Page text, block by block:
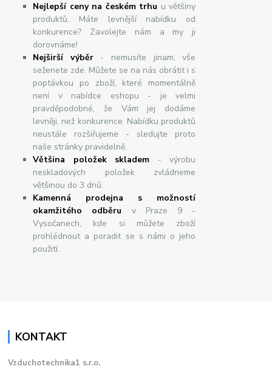
Nejlepší ceny na českém trhu u většiny
produktů. Máte levnější nabídku od
konkurence? Zavolejte nám a my ji
dorovnáme!
Nejširšívýběr- nemusíte jinam, vše
seženete zde. Můžete se na nás obrátit i s
poptávkou po zboží, které momentálně
není v nabídce eshopu - je velmi
pravděpodobné, že Vám jej dodáme
levněji, než konkurence. Nabídku produktů
neustále rozšiřujeme - sledujte proto
naše stránky pravidelně.
Většina položek skladem - výrobu
neskladových položek zvládneme
většinou do 3 dnů.
Kamenná prodejna s možností
okamžitého odběru v Praze 9 -
Vysočanech, kde si můžete zboží
prohlédnout a poradit se s námi o jeho
použití.
KONTAKT
Vzduchotechnika1 s.r.o.